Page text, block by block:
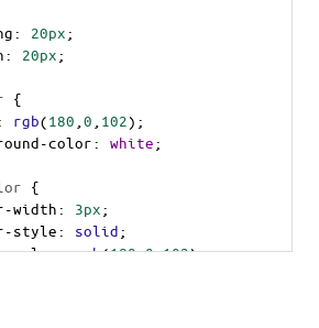
: 20px;
: 20px;
{
rgb(180 0 102);
color: white;
{
width: 3px;
style: solid;
color: rgb(180,0,102);